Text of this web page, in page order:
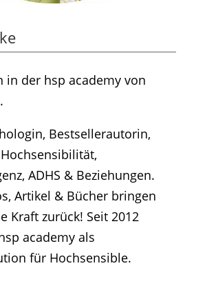
in der hsp academy von
Bestsellerautorin,
ADHS & Beziehungen.
Artikel & Bücher bringen
Kraft zurück! Seit 2012
academy als
für Hochsensible.